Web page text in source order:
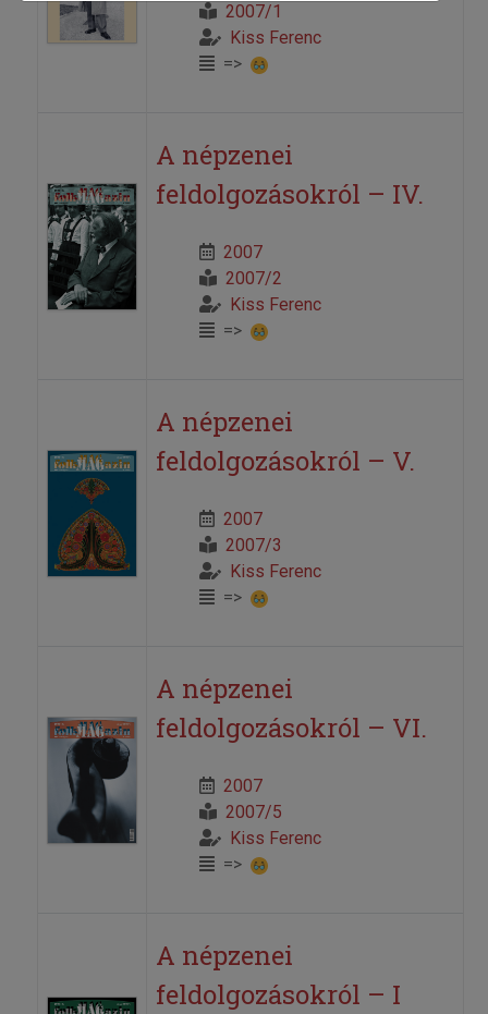
2007/1
Kiss Ferenc
=>
A népzenei
feldolgozásokról – IV.
2007
2007/2
Kiss Ferenc
=>
A népzenei
feldolgozásokról – V.
2007
2007/3
Kiss Ferenc
=>
A népzenei
feldolgozásokról – VI.
2007
2007/5
Kiss Ferenc
=>
A népzenei
feldolgozásokról – I